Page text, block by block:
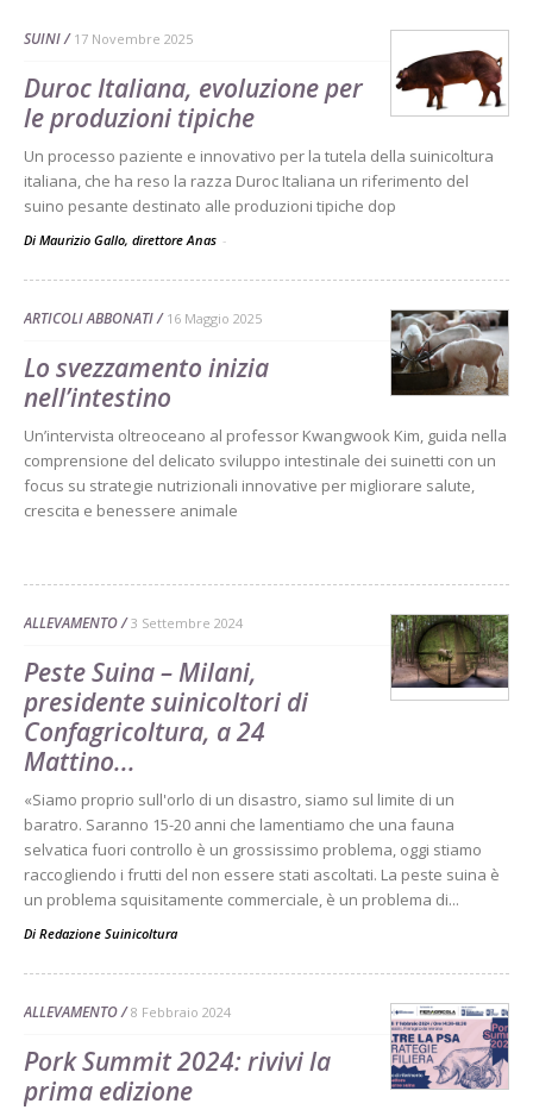
SUINI 17 Novembre 2025
Duroc Italiana, evoluzione per
le produzioni tipiche
Un processo paziente e innovativo per la tutela della suinicoltura
italiana, che ha reso la razza Duroc Italiana un riferimento del
suino pesante destinato alle produzioni tipiche dop
Di Maurizio Gallo, direttore Anas -
ARTICOLI ABBONATI 16 Maggio 2025
Lo svezzamento inizia
nell’intestino
Un’intervista oltreoceano al professor Kwangwook Kim, guida nella
comprensione del delicato sviluppo intestinale dei suinetti con un
focus su strategie nutrizionali innovative per migliorare salute,
crescita e benessere animale
ALLEVAMENTO 3 Settembre 2024
Peste Suina – Milani,
presidente suinicoltori di
Confagricoltura, a 24
Mattino...
«Siamo proprio sull'orlo di un disastro, siamo sul limite di un
baratro. Saranno 15-20 anni che lamentiamo che una fauna
selvatica fuori controllo è un grossissimo problema, oggi stiamo
raccogliendo i frutti del non essere stati ascoltati. La peste suina è
un problema squisitamente commerciale, è un problema di...
Di Redazione Suinicoltura
ALLEVAMENTO 8 Febbraio 2024
Pork Summit 2024: rivivi la
prima edizione